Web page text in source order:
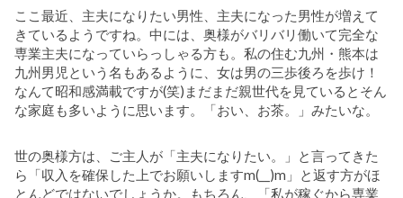
ここ最近、主夫になりたい男性、主夫になった男性が増えて
きているようですね。中には、奥様がバリバリ働いて完全な
専業主夫になっていらっしゃる方も。私の住む九州・熊本は
九州男児という名もあるように、女は男の三歩後ろを歩け！
なんて昭和感満載ですが(笑)まだまだ親世代を見ているとそん
な家庭も多いように思います。「おい、お茶。」みたいな。
世の奥様方は、ご主人が「主夫になりたい。」と言ってきた
ら「収入を確保した上でお願いしますm(__)m」と返す方がほ
とんどではないでしょうか。もちろん、「私が稼ぐから専業